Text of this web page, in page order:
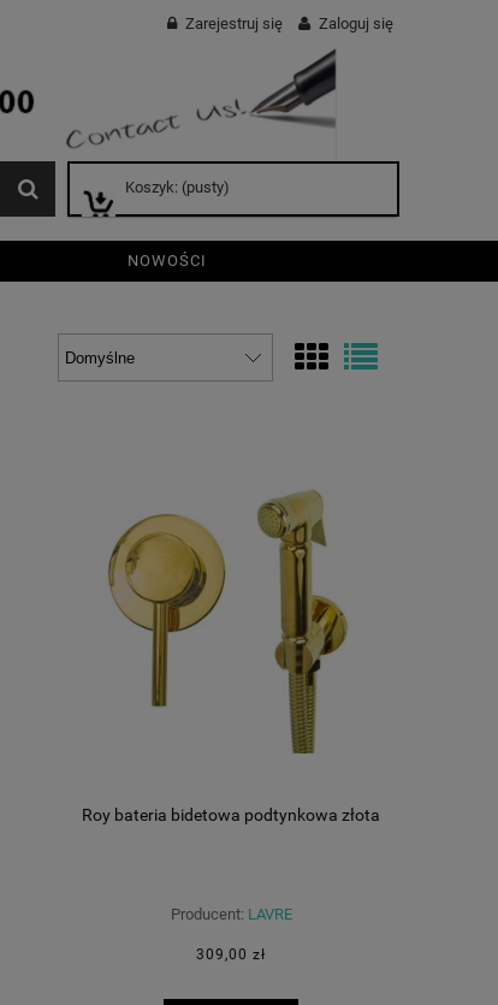
Zarejestruj się Zaloguj się
Koszyk: (pusty)
NOWOŚCI
Roy bateria bidetowa podtynkowa złota
Producent: LAVRE
309,00 zł